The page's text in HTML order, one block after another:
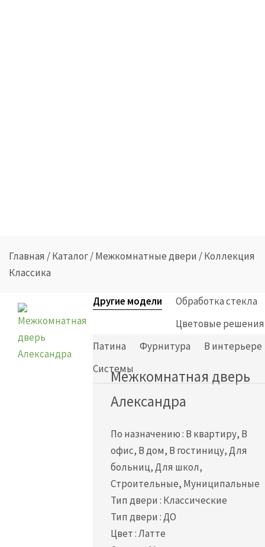
Главная /Каталог/Межкомнатные двери /Коллекция
Классика
Межкомнатная дверь
Александра
По назначению: В квартиру, В
офис, В дом, В гостиницу, Для
больниц, Для школ,
Строительные, Муниципальные
Тип двери : Классические
Тип двери :ДО
Цвет:Латте
Другие модели
Обработка стекла
Цветовые решения
Патина
Фурнитура
В интерьере
Cистемы